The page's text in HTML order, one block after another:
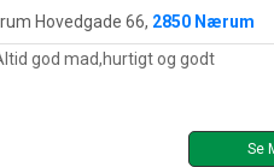
Hovedgade 66, 2850 Nærum
god mad,hurtigt og godt
Se